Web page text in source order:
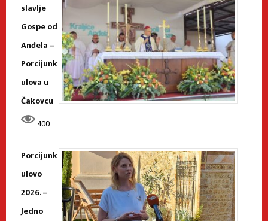
slavlje
Gospe od
Anđela –
Porcijunk
ulova u
Čakovcu
400
Porcijunk
ulovo
2026. –
Jedno